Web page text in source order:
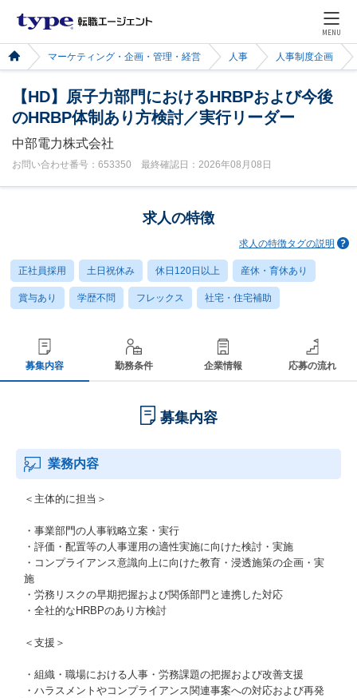
MENU
マーケティング・企画・管理・経営 人事 人事制度企画
【HD】原子力部門におけるHRBPおよび今後
のHRBP体制あり方検討／実行リーダー
中部電力株式会社
お問い合わせ番号：653350 最終確認日：2026年08月08日
求人の特徴
求人の特徴タグの説明
正社員採用 土日祝休み 休日120日以上 産休・育休あり
賞与あり 学歴不問 フレックス 社宅・住宅補助
募集内容 勤務条件 企業情報 応募の流れ
募集内容
業務内容
＜主体的に担当＞
・事業部門の人事戦略立案・実行
・評価・配置等の人事運用の適性実施に向けた検討・実施
・コンプライアンス意識向上に向けた教育・浸透施策の企画・実
施
・労務リスクの早期把握および関係部門と連携した対応
・全社的なHRBPのあり方検討
＜支援＞
・組織・職場における人事・労務課題の把握および改善支援
・ハラスメントやコンプライアンス関連事案への対応および再発